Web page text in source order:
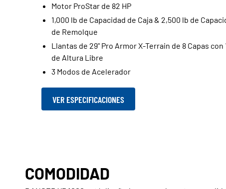
Motor ProStar de 82 HP
1,000 lb de Capacidad de Caja & 2,500 lb de
de Remolque
Llantas de 29" Pro Armor X-Terrain de 8 Capas con
de Altura Libre
3 Modos de Acelerador
VER ESPECIFICACIONES
COMODIDAD